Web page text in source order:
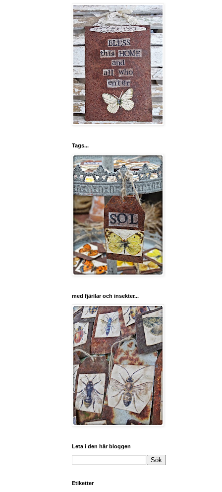
Tags...
med fjärilar och insekter...
Leta i den här bloggen
Etiketter